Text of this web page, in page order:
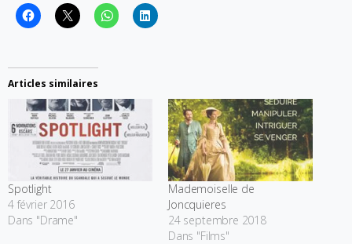
Articles similaires
Spotlight
4 février 2016
Dans "Drame"
Mademoiselle de
Joncquieres
24 septembre 2018
Dans "Films"